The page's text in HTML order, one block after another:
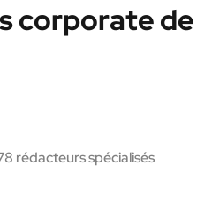
corporate de
rédacteurs spécialisés